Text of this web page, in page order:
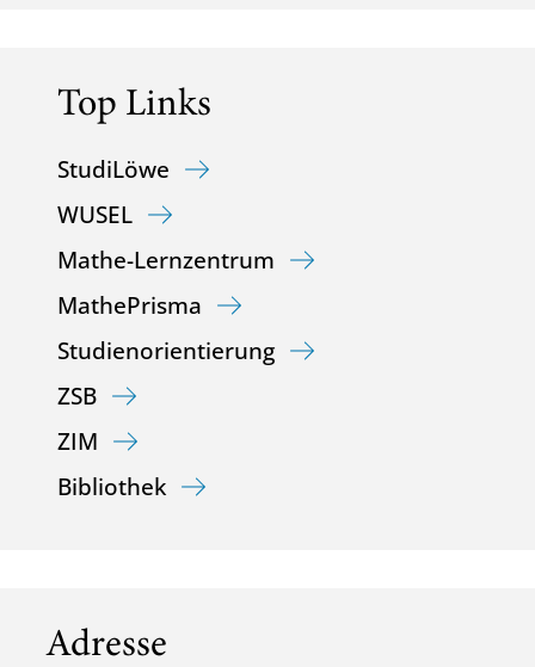
Top Links
StudiLöwe
WUSEL
Mathe-Lernzentrum
MathePrisma
Studienorientierung
ZSB
ZIM
Bibliothek
Adresse